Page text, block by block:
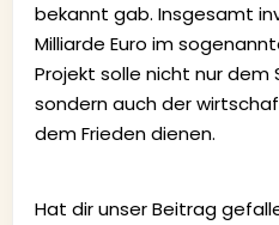
bekannt gab. Insgesamt
Milliarde Euro im
Projekt solle nicht nur dem
sondern auch der
dem Frieden dienen.
Hat dir unser Beitrag